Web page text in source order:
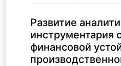
Развитие
инструментария
финансовой